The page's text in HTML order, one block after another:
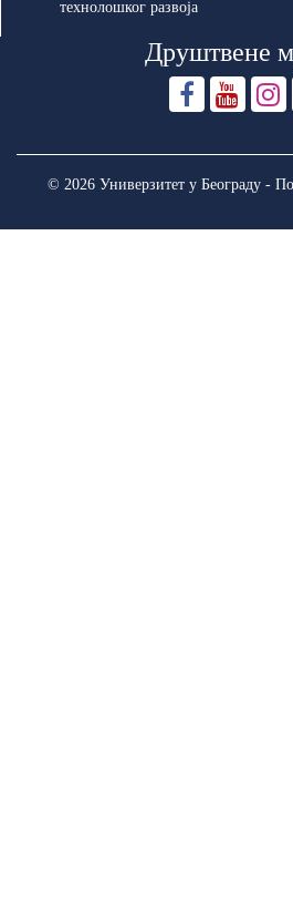
технолошког развоја
Друштвене
© 2026 Универзитет у Београду -